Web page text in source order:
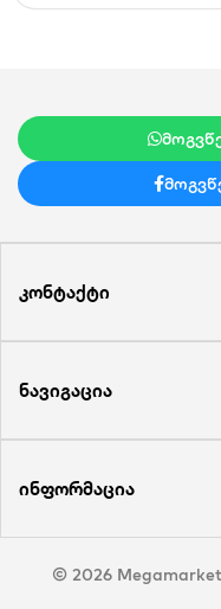
კონტაქტი
ნავიგაცია
ინფორმაცია
© 2026